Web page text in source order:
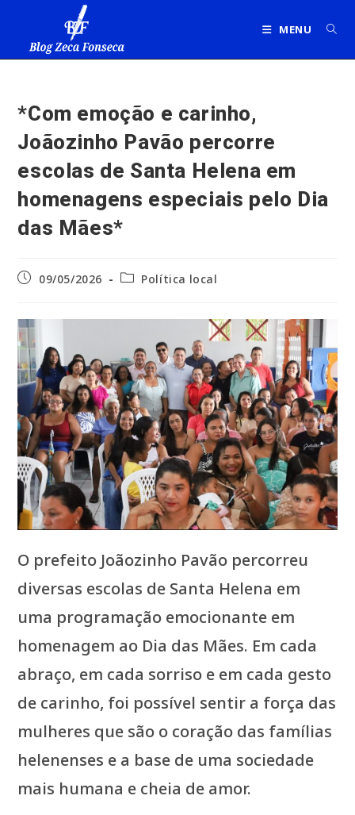
MENU
*Com emoção e carinho,
Joãozinho Pavão percorre
escolas de Santa Helena em
homenagens especiais pelo Dia
das Mães*
Post09/05/2026
Categoria
Política local
O prefeito Joãozinho Pavão percorreu
diversas escolas de Santa Helena em
uma programação emocionante em
homenagem ao Dia das Mães. Em cada
abraço, em cada sorriso e em cada gesto
de carinho, foi possível sentir a força das
mulheres que são o coração das famílias
helenenses e a base de uma sociedade
mais humana e cheia de amor.